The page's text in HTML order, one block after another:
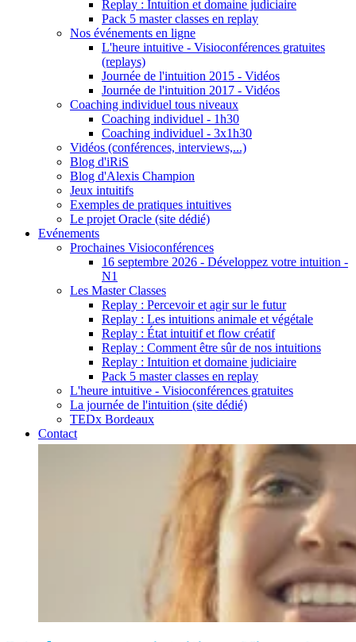
Replay : Intuition et domaine judiciaire
Pack 5 master classes en replay
Nos événements en ligne
L'heure intuitive - Visioconférences gratuites
(replays)
Journée de l'intuition 2015 - Vidéos
Journée de l'intuition 2017 - Vidéos
Coaching individuel tous niveaux
Coaching individuel - 1h30
Coaching individuel - 3x1h30
Vidéos (conférences, interviews,...)
Blog d'iRiS
Blog d'Alexis Champion
Jeux intuitifs
Exemples de pratiques intuitives
Le projet Oracle (site dédié)
Evénements
Prochaines Visioconférences
16 septembre 2026 - Développez votre intuition -
N1
Les Master Classes
Replay : Percevoir et agir sur le futur
Replay : Les intuitions animale et végétale
Replay : État intuitif et flow créatif
Replay : Comment être sûr de nos intuitions
Replay : Intuition et domaine judiciaire
Pack 5 master classes en replay
L'heure intuitive - Visioconférences gratuites
La journée de l'intuition (site dédié)
TEDx Bordeaux
Contact